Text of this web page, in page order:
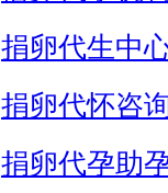
捐卵代生中
捐卵代怀咨
捐卵代孕助